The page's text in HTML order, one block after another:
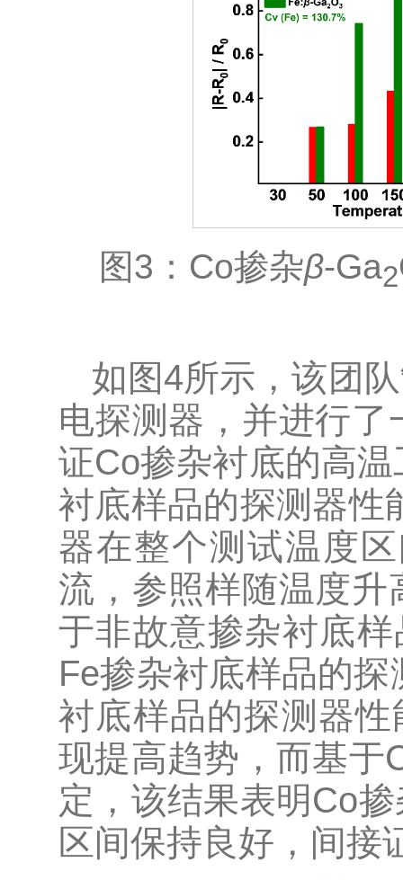
图3：Co掺杂β-Ga2
如图4所示，该团
电探测器，并进行
证Co掺杂衬底的高
衬底样品的探测器性
器在整个测试温度
流，参照样随温度
于非故意掺杂衬底
Fe掺杂衬底样品的
衬底样品的探测器
现提高趋势，而基于
定，该结果表明Co
区间保持良好，间接